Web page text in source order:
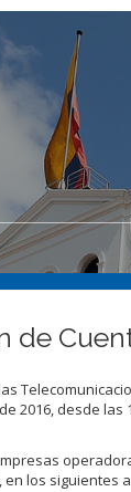
2016, desde
los siguientes